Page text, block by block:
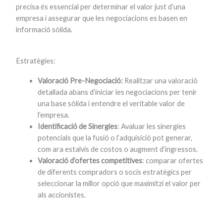
precisa és essencial per determinar el valor just d’una
empresa i assegurar que les negociacions es basen en
informació sòlida.
Estratègies:
Valoració Pre-Negociació: Realitzar una valoració
detallada abans d’iniciar les negociacions per tenir
una base sòlida i entendre el veritable valor de
l’empresa.
Identificació de Sinergies: Avaluar les sinergies
potencials que la fusió o l’adquisició pot generar,
com ara estalvis de costos o augment d’ingressos.
Valoració d’ofertes competitives: comparar ofertes
de diferents compradors o socis estratègics per
seleccionar la millor opció que maximitzi el valor per
als accionistes.